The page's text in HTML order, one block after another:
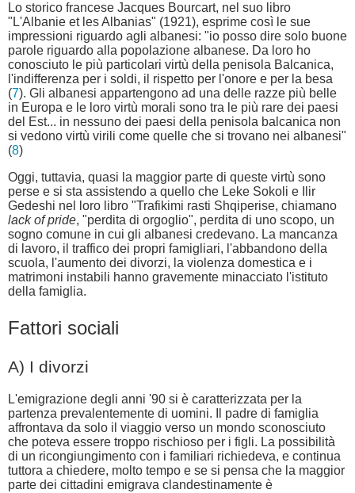
Lo storico francese Jacques Bourcart, nel suo libro
"L'Albanie et les Albanias" (1921), esprime così le sue
impressioni riguardo agli albanesi: "io posso dire solo buone
parole riguardo alla popolazione albanese. Da loro ho
conosciuto le più particolari virtù della penisola Balcanica,
l'indifferenza per i soldi, il rispetto per l'onore e per la besa
(7). Gli albanesi appartengono ad una delle razze più belle
in Europa e le loro virtù morali sono tra le più rare dei paesi
del Est... in nessuno dei paesi della penisola balcanica non
si vedono virtù virili come quelle che si trovano nei albanesi"
(8)
Oggi, tuttavia, quasi la maggior parte di queste virtù sono
perse e si sta assistendo a quello che Leke Sokoli e Ilir
Gedeshi nel loro libro "Trafikimi rasti Shqiperise, chiamano
lack of pride, "perdita di orgoglio", perdita di uno scopo, un
sogno comune in cui gli albanesi credevano. La mancanza
di lavoro, il traffico dei propri famigliari, l'abbandono della
scuola, l'aumento dei divorzi, la violenza domestica e i
matrimoni instabili hanno gravemente minacciato l'istituto
della famiglia.
Fattori sociali
A) I divorzi
L'emigrazione degli anni '90 si è caratterizzata per la
partenza prevalentemente di uomini. Il padre di famiglia
affrontava da solo il viaggio verso un mondo sconosciuto
che poteva essere troppo rischioso per i figli. La possibilità
di un ricongiungimento con i familiari richiedeva, e continua
tuttora a chiedere, molto tempo e se si pensa che la maggior
parte dei cittadini emigrava clandestinamente è